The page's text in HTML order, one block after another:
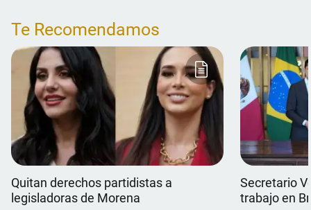
Te Recomendamos
Quitan derechos partidistas a
legisladoras de Morena
Secretario
trabajo en